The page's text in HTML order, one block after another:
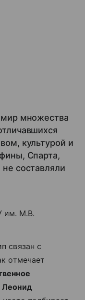
множества
культурой и
Спарта,
составляли
им. М.В.
связан с
отмечает
Леонид